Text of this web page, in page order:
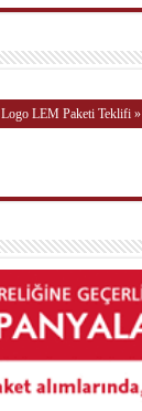
Logo LEM Paketi Teklifi »